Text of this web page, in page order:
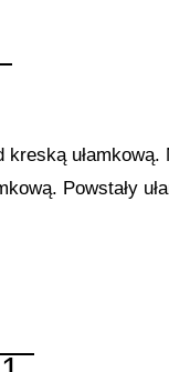
ułamkową.
Powstały